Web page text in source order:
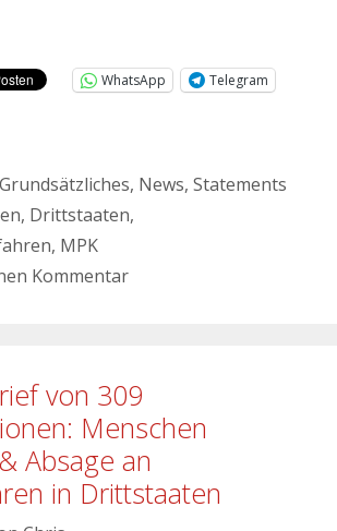
WhatsApp
Telegram
Grundsätzliches, News, Statements
, Drittstaaten,
, MPK
Kommentar
von 309
Menschen
Absage an
in Drittstaaten